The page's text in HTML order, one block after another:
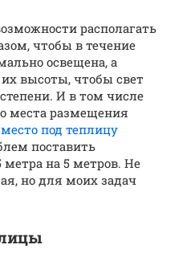
располагать
чтобы в течение
освещена, а
высоты, чтобы свет
И в том числе
места размещения
место под теплицу
поставить
на 5 метров. Не
но для моих задач